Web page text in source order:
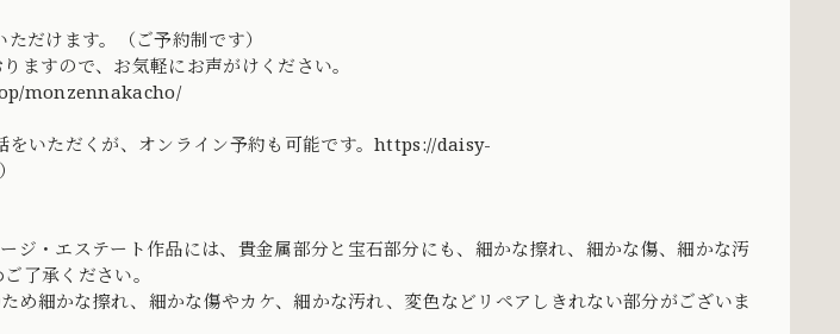
だけます。（ご予約制です）
ますので、お気軽にお声がけください。
monzennakacho/
いただくが、オンライン予約も可能です。https://daisy-
ジ・エステート作品には、貴金属部分と宝石部分にも、細かな擦れ、細かな傷、細かな汚
了承ください。
め細かな擦れ、細かな傷やカケ、細かな汚れ、変色などリペアしきれない部分がございま